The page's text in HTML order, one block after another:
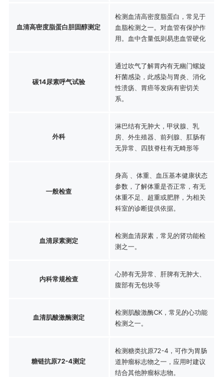
血清高密度脂蛋白胆固醇测定
检测血清高密度脂蛋白，常见于
血脂检测之一。对血管有保护作
用。血中含量低则易患血管硬化
碳14尿素呼气试验
通过吹气了解胃内有无幽门螺旋
杆菌感染，此感染与胃炎、消化
性溃疡、胃癌等发病有密切关
系。
外科
淋巴结有无肿大，甲状腺、乳
房、外生殖器、前列腺、肛肠有
无异常、四肢脊柱有无畸形等
一般检查
身高 、体重、血压基本健康状态
参数，了解体重是否正常，有无
体重不足、超重或肥胖，为相关
科室的诊断提供依据。
血清尿素测定
检测血清尿素，常见的肾功能检
测之一。
内科常规检查
心肺有无异常、肝脾有无肿大、
腹部有无包块等
血清肌酸激酶测定
检测肌酸激酶CK，常见的心功能
检测之一。
糖链抗原72-4测定
检测糖类抗原72-4，可作为胃肠
道肿瘤标志物之一，应用时建议
结合其他肿瘤标志物。